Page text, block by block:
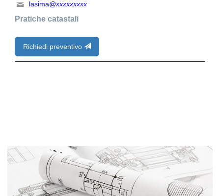
lasima@xxxxxxxxx
Pratiche catastali
Richiedi preventivo